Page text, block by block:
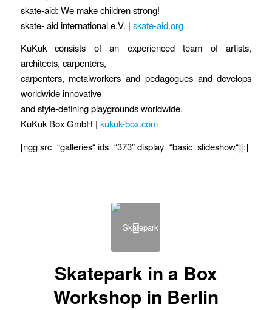
skate-aid: We make children strong!
skate- aid international e.V. | skate-aid.org
KuKuk consists of an experienced team of artists,
architects, carpenters,
carpenters, metalworkers and pedagogues and develops
worldwide innovative
and style-defining playgrounds worldwide.
KuKuk Box GmbH | kukuk-box.com
[ngg src=“galleries“ ids=“373″ display=“basic_slideshow“][:]
Skatepark in a Box
Workshop in Berlin